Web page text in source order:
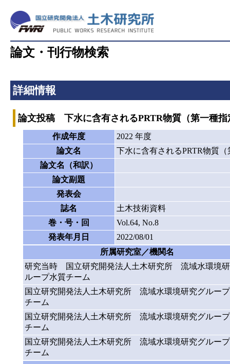
論文・刊行物検索
詳細情報
論文投稿 下水に含有されるPRTR物質（第一種
作成年度
2022 年度
論文名
下水に含有されるPRTR物質
論文名（和訳）
論文副題
発表会
誌名
土木技術資料
巻・号・回
Vol.64, No.8
発表年月日
2022/08/01
所属研究室／機関名
研究当時 国立研究開発法人土木研究所 流域水環境
ループ水質チーム
国立研究開発法人土木研究所 流域水環境研究グルー
チーム
国立研究開発法人土木研究所 流域水環境研究グルー
チーム
国立研究開発法人土木研究所 流域水環境研究グルー
チーム